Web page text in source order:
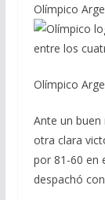
Olímpico
Olímpico
Ante un
otra clara
por 81-60 en
despachó